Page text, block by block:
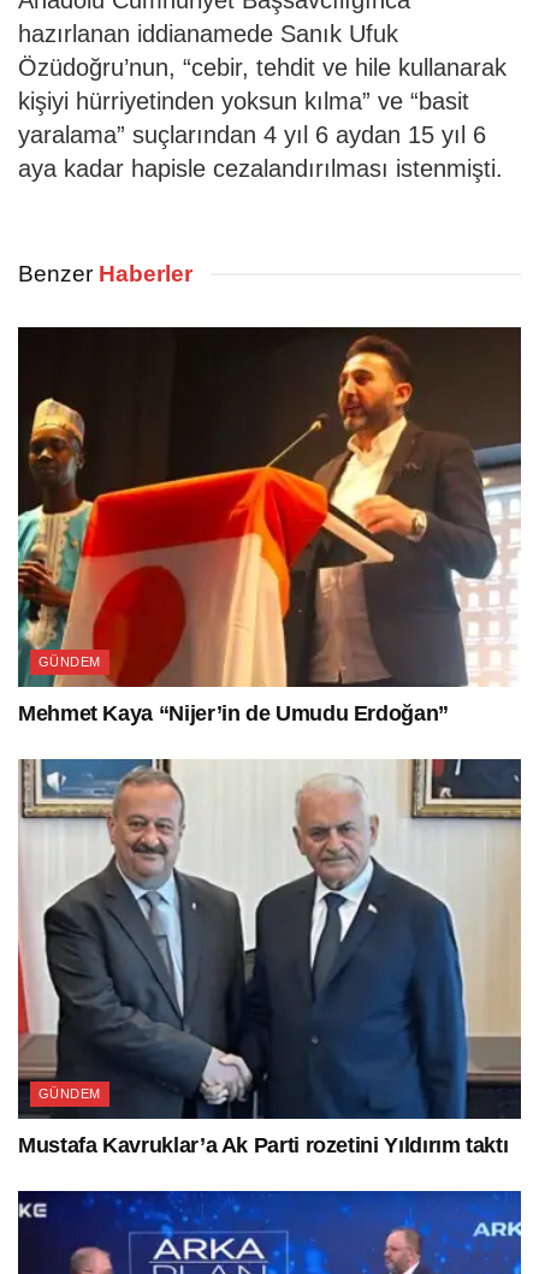
hazırlanan iddianamede Sanık Ufuk
Özüdoğru’nun, “cebir, tehdit ve hile kullanarak
kişiyi hürriyetinden yoksun kılma” ve “basit
yaralama” suçlarından 4 yıl 6 aydan 15 yıl 6
aya kadar hapisle cezalandırılması istenmişti.
Benzer Haberler
GÜNDEM
Mehmet Kaya “Nijer’in de Umudu Erdoğan”
GÜNDEM
Mustafa Kavruklar’a Ak Parti rozetini Yıldırım taktı